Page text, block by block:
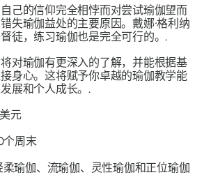
己的信仰完全相悖而对尝试瑜伽望而
失瑜伽益处的主要原因。戴娜·格利纳
徒，练习瑜伽也是完全可行的。.
对瑜伽有更深入的了解，并能根据基
身心。这将赋予你卓越的瑜伽教学能
展和个人成长。.
元
个周末
瑜伽、流瑜伽、灵性瑜伽和正位瑜伽